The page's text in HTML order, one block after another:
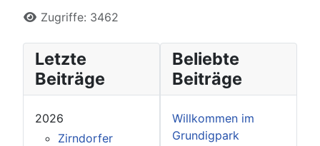
Zugriffe: 3462
Letzte
Beiträge
2026
Zirndorfer
Beliebte
Beiträge
Willkommen im
Grundigpark